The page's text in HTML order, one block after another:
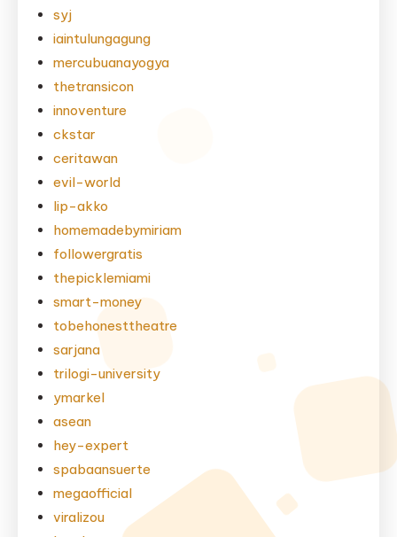
syj
iaintulungagung
mercubuanayogya
thetransicon
innoventure
ckstar
ceritawan
evil-world
lip-akko
homemadebymiriam
followergratis
thepicklemiami
smart-money
tobehonesttheatre
sarjana
trilogi-university
ymarkel
asean
hey-expert
spabaansuerte
megaofficial
viralizou